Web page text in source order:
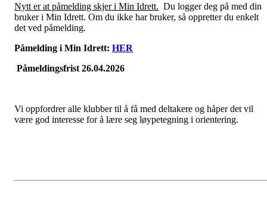
Nytt er at påmelding skjer i Min Idrett. Du logger deg på med din
bruker i Min Idrett. Om du ikke har bruker, så oppretter du enkelt
det ved påmelding.
Påmelding i Min Idrett: HER
Påmeldingsfrist 26.04.2026
Vi oppfordrer alle klubber til å få med deltakere og håper det vil
være god interesse for å lære seg løypetegning i orientering.